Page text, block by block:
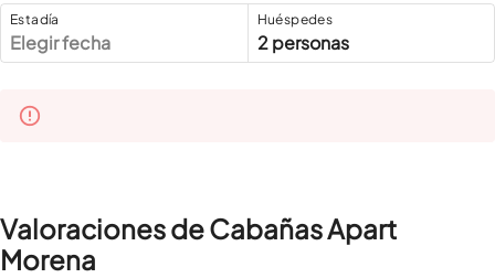
Estadía
Elegir fecha
Huéspedes
2 personas
Valoraciones de Cabañas Apart
Morena